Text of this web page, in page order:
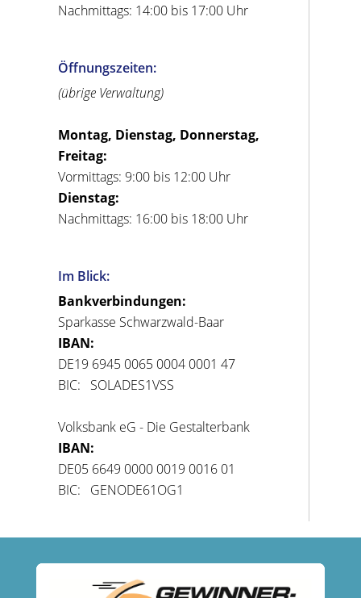
Nachmittags: 14:00 bis 17:00 Uhr
Öffnungszeiten:
(übrige Verwaltung)
Montag, Dienstag, Donnerstag,
Freitag:
Vormittags: 9:00 bis 12:00 Uhr
Dienstag:
Nachmittags: 16:00 bis 18:00 Uhr
Im Blick:
Bankverbindungen:
Sparkasse Schwarzwald-Baar
IBAN:
DE19 6945 0065 0004 0001 47
BIC: SOLADES1VSS
Volksbank eG - Die Gestalterbank
IBAN:
DE05 6649 0000 0019 0016 01
BIC: GENODE61OG1